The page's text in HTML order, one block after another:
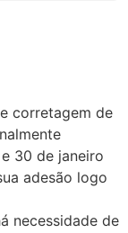
corretagem de
30 de janeiro
adesão logo
necessidade de